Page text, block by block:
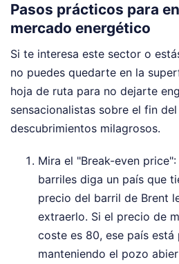
Pasos prácticos para
mercado energético
Si te interesa este sector o
no puedes quedarte en la
hoja de ruta para no dejarte
sensacionalistas sobre el fin
descubrimientos milagrosos.
Mira el "Break-even
barriles diga un país que
precio del barril de Brent
extraerlo. Si el precio de
coste es 80, ese país
manteniendo el pozo